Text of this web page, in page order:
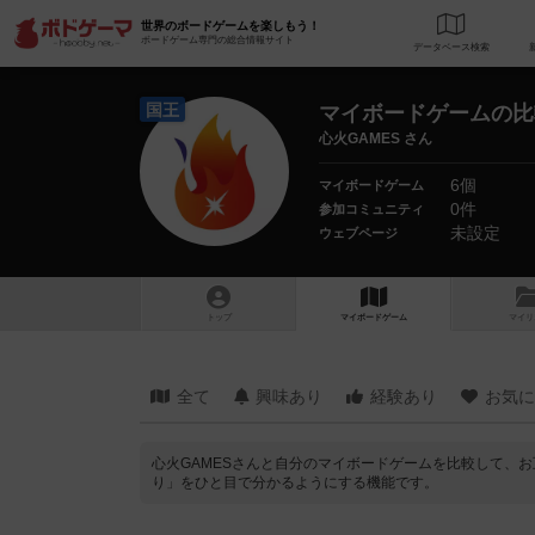
世界のボードゲームを楽しもう！
ボードゲーム専門の総合情報サイト
データベース
国王 マイボードゲームの
心火GAMES さん
マイボードゲーム 6個
参加コミュニティ 0件
ウェブページ 未設定
トップ マイボードゲーム マイリ
全て 興味あり 経験あり お気
心火GAMESさんと自分のマイボードゲームを比較して、
り」をひと目で分かるようにする機能です。